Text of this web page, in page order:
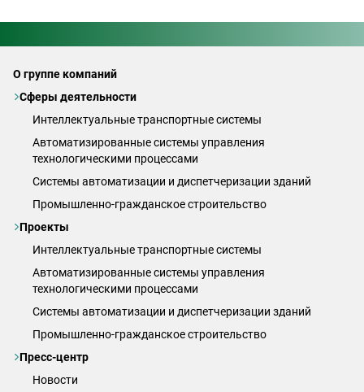
О группе компаний
Сферы деятельности
Интеллектуальные транспортные системы
Автоматизированные системы управления
технологическими процессами
Системы автоматизации и диспетчеризации зданий
Промышленно-гражданское строительство
Проекты
Интеллектуальные транспортные системы
Автоматизированные системы управления
технологическими процессами
Системы автоматизации и диспетчеризации зданий
Промышленно-гражданское строительство
Пресс-центр
Новости